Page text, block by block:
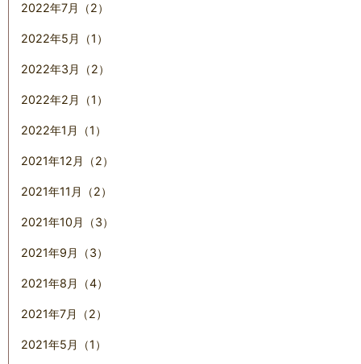
2022年7月（2）
2022年5月（1）
2022年3月（2）
2022年2月（1）
2022年1月（1）
2021年12月（2）
2021年11月（2）
2021年10月（3）
2021年9月（3）
2021年8月（4）
2021年7月（2）
2021年5月（1）